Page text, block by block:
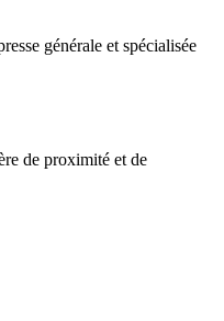
générale et spécialisée
de proximité et de